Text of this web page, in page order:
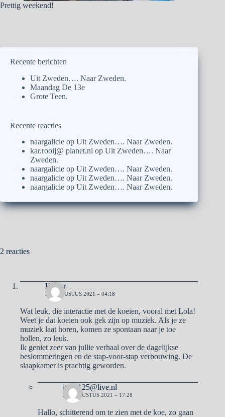
Prettig weekend!
Recente berichten
Uit Zweden…. Naar Zweden.
Maandag De 13e
Grote Teen.
Recente reacties
naargalicie op Uit Zweden…. Naar Zweden.
kar.rooij@ planet.nl op Uit Zweden…. Naar
Zweden.
naargalicie op Uit Zweden…. Naar Zweden.
naargalicie op Uit Zweden…. Naar Zweden.
naargalicie op Uit Zweden…. Naar Zweden.
2 reacties
Hester
28 AUGUSTUS 2021 – 04:18
Wat leuk, die interactie met de koeien, vooral met Lola!
Weet je dat koeien ook gek zijn op muziek. Als je ze
muziek laat horen, komen ze spontaan naar je toe
hollen, zo leuk.
Ik geniet zeer van jullie verhaal over de dagelijkse
beslommeringen en de stap-voor-stap verbouwing. De
slaapkamer is prachtig geworden.
italie125@live.nl
28 AUGUSTUS 2021 – 17:28
Hallo, schitterend om te zien met de koe, zo gaan